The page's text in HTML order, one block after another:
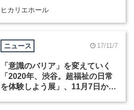
ヒカリエホール
ニュース 17/11/7
「意識のバリア」を変えていく
「2020年、渋谷。超福祉の日常
を体験しよう展」、11月7日から